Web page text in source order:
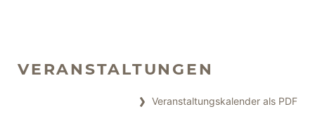
VERANSTALTUNGEN
Veranstaltungskalender als PDF